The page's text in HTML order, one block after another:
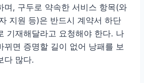
며, 구두로 약속한 서비스 항목(와
지원 등)은 반드시 계약서 하단
기재해달라고 요청해야 한다. 나
뀌면 증명할 길이 없어 낭패를 보
다 많다.